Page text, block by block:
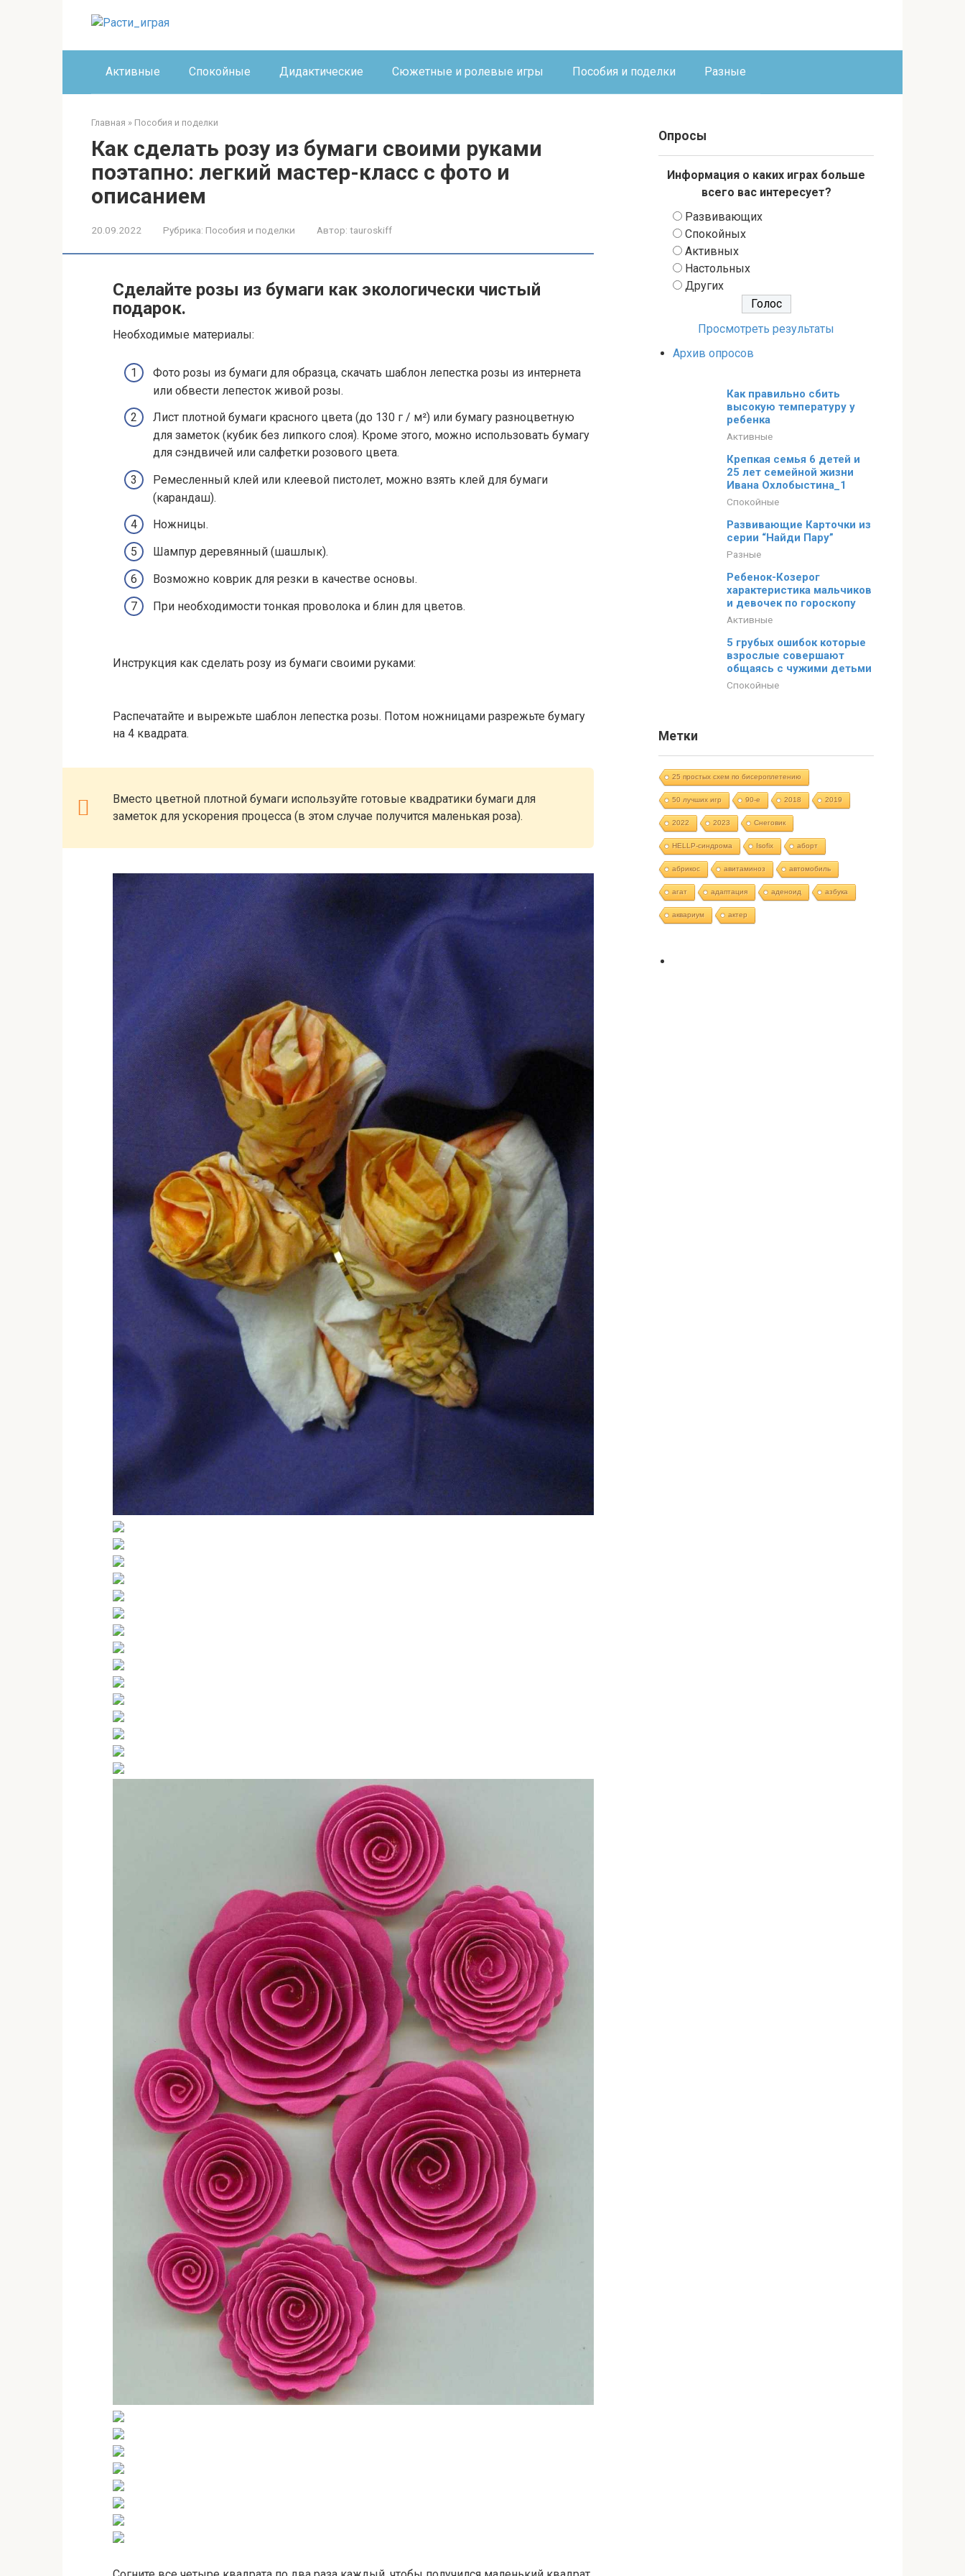
Активные Спокойные Дидактические Сюжетные и ролевые игры Пособия и поделки Разные
Главная » Пособия и поделки
Как сделать розу из бумаги своими руками
поэтапно: легкий мастер-класс с фото и
описанием
20.09.2022 Рубрика: Пособия и поделки Автор: tauroskiff
Сделайте розы из бумаги как экологически чистый
подарок.
Необходимые материалы:
Фото розы из бумаги для образца, скачать шаблон лепестка розы из интернета
или обвести лепесток живой розы.
Лист плотной бумаги красного цвета (до 130 г / м²) или бумагу разноцветную
для заметок (кубик без липкого слоя). Кроме этого, можно использовать бумагу
для сэндвичей или салфетки розового цвета.
Ремесленный клей или клеевой пистолет, можно взять клей для бумаги
(карандаш).
Ножницы.
Шампур деревянный (шашлык).
Возможно коврик для резки в качестве основы.
При необходимости тонкая проволока и блин для цветов.
Инструкция как сделать розу из бумаги своими руками:
Распечатайте и вырежьте шаблон лепестка розы. Потом ножницами разрежьте бумагу
на 4 квадрата.
Вместо цветной плотной бумаги используйте готовые квадратики бумаги для
заметок для ускорения процесса (в этом случае получится маленькая роза).
Опросы
Информация о каких играх больше
всего вас интересует?
Развивающих
Спокойных
Активных
Настольных
Других
Просмотреть результаты
Архив опросов
Как правильно сбить
высокую температуру у
ребенка
Активные
Крепкая семья 6 детей и
25 лет семейной жизни
Ивана Охлобыстина_1
Спокойные
Развивающие Карточки из
серии “Найди Пару”
Разные
Ребенок-Козерог
характеристика мальчиков
и девочек по гороскопу
Активные
5 грубых ошибок которые
взрослые совершают
общаясь с чужими детьми
Спокойные
Метки
25 простых схем по бисероплетению
50 лучших игр 90-е 2018 2019
2022 2023 Cнеговик
HELLP-синдрома Isofix аборт
абрикос авитаминоз автомобиль
агат адаптация аденоид азбука
аквариум актер